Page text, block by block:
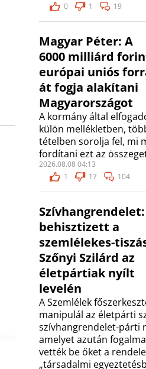
0
1 19
Magyar Péter: A
6000 milliárd
európai uniós
át fogja alakítani
Magyarországot
A kormány által
külön mellékletben,
tételben sorolja fel, mi
fordítani ezt az
2026.08.08 04:13
1
17 104
Szívhangrendelet:
behisztizett a
szemlélekes-
Szőnyi Szilárd az
életpártiak nyílt
levelén
A Szemlélek
manipulál az életpárti
szívhangrendelet-párti
amelyet azután
vették be őket a
„társadalmi